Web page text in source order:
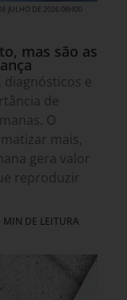
JULHO DE 2026 08H00
mas são as
diagnósticos e
de
O
mais,
gera valor
reproduzir
DE LEITURA